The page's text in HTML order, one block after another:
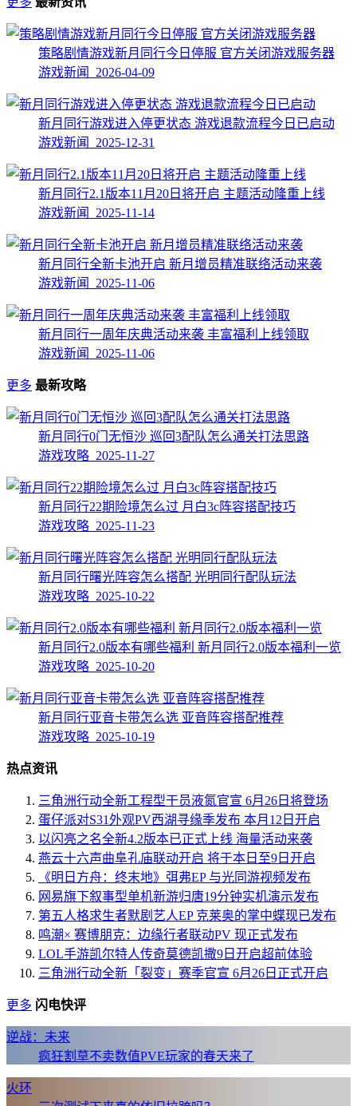
策略剧情游戏新月同行今日停服 官方关闭游戏服务器
游戏新闻 2026-04-09
新月同行游戏进入停更状态 游戏退款流程今日已启动
游戏新闻 2025-12-31
新月同行2.1版本11月20日将开启 主题活动隆重上线
游戏新闻 2025-11-14
新月同行全新卡池开启 新月增员精准联络活动来袭
游戏新闻 2025-11-06
新月同行一周年庆典活动来袭 丰富福利上线领取
游戏新闻 2025-11-06
更多 最新攻略
新月同行0门无恒沙 巡回3配队怎么通关打法思路
游戏攻略 2025-11-27
新月同行22期险境怎么过 月白3c阵容搭配技巧
游戏攻略 2025-11-23
新月同行曙光阵容怎么搭配 光明同行配队玩法
游戏攻略 2025-10-22
新月同行2.0版本有哪些福利 新月同行2.0版本福利一览
游戏攻略 2025-10-20
新月同行亚音卡带怎么选 亚音阵容搭配推荐
游戏攻略 2025-10-19
热点资讯
三角洲行动全新工程型干员液氮官宣 6月26日将登场
蛋仔派对S31外观PV西湖寻缘季发布 本月12日开启
以闪亮之名全新4.2版本已正式上线 海量活动来袭
燕云十六声曲阜孔庙联动开启 将于本日至9日开启
《明日方舟：终末地》弭弗EP 与光同游视频发布
网易旗下叙事型单机新游归唐19分钟实机演示发布
第五人格求生者默剧艺人EP 克莱奥的掌中蝶现已发布
鸣潮× 赛博朋克：边缘行者联动PV 现正式发布
LOL手游凯尔特人传奇莫德凯撒9日开启超前体验
三角洲行动全新「裂变」赛季官宣 6月26日正式开启
更多 闪电快评
逆战：未来
疯狂割草不卖数值PVE玩家的春天来了
火环